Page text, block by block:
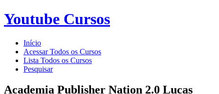
Youtube Cursos
Início
Acessar Todos os Cursos
Lista Todos os Cursos
Pesquisar
Academia Publisher Nation 2.0 Lucas